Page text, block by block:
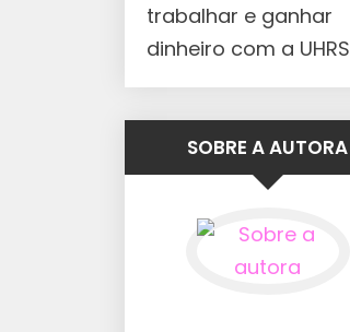
trabalhar e ganhar
dinheiro com a UHRS
SOBRE A AUTORA